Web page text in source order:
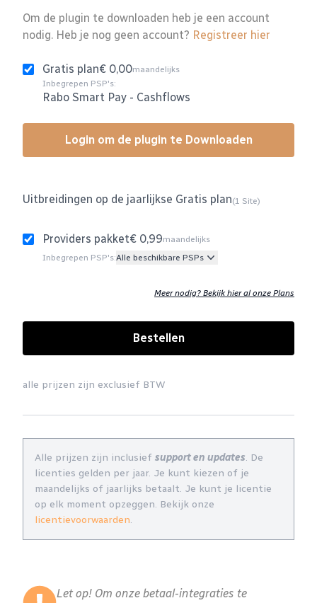
Let op! Om onze betaal-integraties te
Om de plugin te downloaden heb je een account
nodig. Heb je nog geen account? Registreer hier
Gratis plan€ 0,00maandelijks
Inbegrepen PSP's:
Rabo Smart Pay - Cashflows
Login om de plugin te Downloaden
Uitbreidingen op de jaarlijkse Gratis plan(1 Site)
Providers pakket€ 0,99maandelijks
Inbegrepen PSP's:Alle beschikbare PSPs
Meer nodig? Bekijk hier al onze Plans
Bestellen
alle prijzen zijn exclusief BTW
Alle prijzen zijn inclusief support en updates. De
licenties gelden per jaar. Je kunt kiezen of je
maandelijks of jaarlijks betaalt. Je kunt je licentie
op elk moment opzeggen. Bekijk onze
licentievoorwaarden.